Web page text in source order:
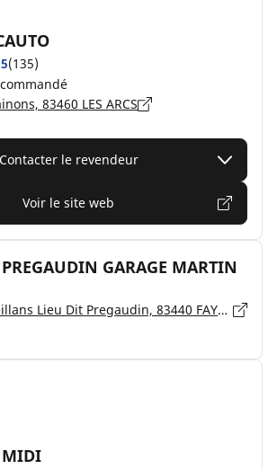
(135)
83460 LES ARCS
Contacter le revendeur
Voir le site web
GARAGE MARTIN
593 Route de Seillans Lieu Dit Pregaudin, 83440 FAYENCE
MIDI